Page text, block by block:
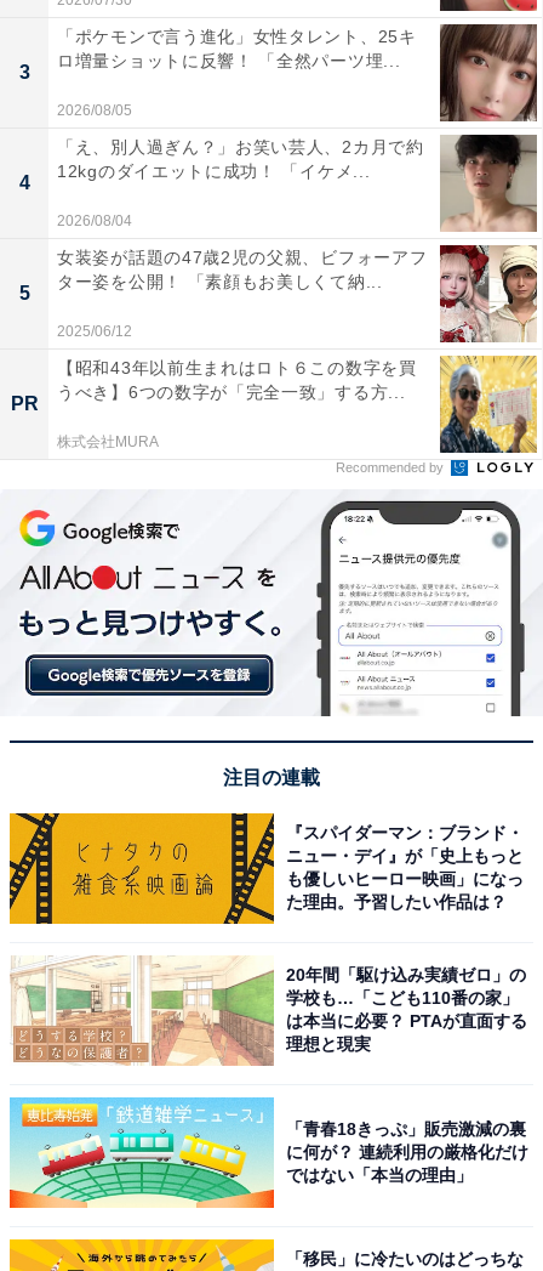
3
「ポケモンで言う進化」女性タレント、25キ
ロ増量ショットに反響！ 「全然パーツ埋...
2026/08/05
4
「え、別人過ぎん？」お笑い芸人、2カ月で約
12kgのダイエットに成功！ 「イケメ...
2026/08/04
5
女装姿が話題の47歳2児の父親、ビフォーアフ
ター姿を公開！ 「素顔もお美しくて納...
2025/06/12
PR
【昭和43年以前生まれはロト６この数字を買
うべき】6つの数字が「完全一致」する方...
株式会社MURA
Recommended by
注目の連載
『スパイダーマン：ブランド・
ニュー・デイ』が「史上もっと
も優しいヒーロー映画」になっ
た理由。予習したい作品は？
20年間「駆け込み実績ゼロ」の
学校も…「こども110番の家」
は本当に必要？ PTAが直面する
理想と現実
「青春18きっぷ」販売激減の裏
に何が？ 連続利用の厳格化だけ
ではない「本当の理由」
「移民」に冷たいのはどっちな